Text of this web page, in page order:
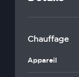
Chauffage
Appareil